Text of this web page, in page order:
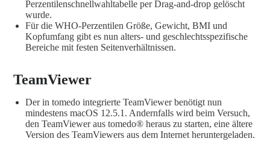
Perzentilenschnellwahltabelle per Drag-and-drop gelöscht
wurde.
Für die WHO-Perzentilen Größe, Gewicht, BMI und
Kopfumfang gibt es nun alters- und geschlechtsspezifische
Bereiche mit festen Seitenverhältnissen.
TeamViewer
Der in tomedo integrierte TeamViewer benötigt nun
mindestens macOS 12.5.1. Andernfalls wird beim Versuch,
den TeamViewer aus tomedo® heraus zu starten, eine ältere
Version des TeamViewers aus dem Internet heruntergeladen.